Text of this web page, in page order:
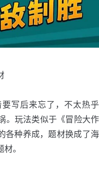
写后来忘了，不太热乎
。玩法类似于《冒险大作
各种养成，题材换成了海
。